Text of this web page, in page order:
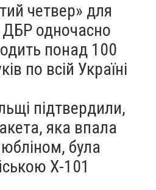
четвер» для
одночасно
понад 100
по всій Україні
підтвердили,
яка впала
була
Х-101